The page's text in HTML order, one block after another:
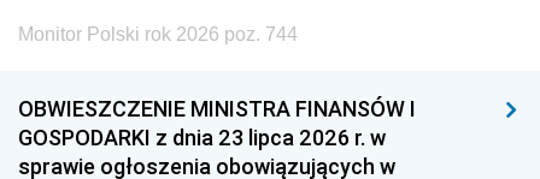
Monitor Polski rok 2026 poz. 744
OBWIESZCZENIE MINISTRA FINANSÓW I
GOSPODARKI z dnia 23 lipca 2026 r. w
sprawie ogłoszenia obowiązujących w